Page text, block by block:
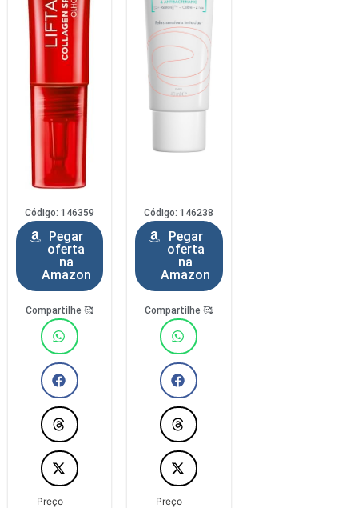
Código: 146359
Pegar
oferta
na
Amazon
Compartilhe 🥰
Preço
Código: 146238
Pegar
oferta
na
Amazon
Compartilhe 🥰
Preço